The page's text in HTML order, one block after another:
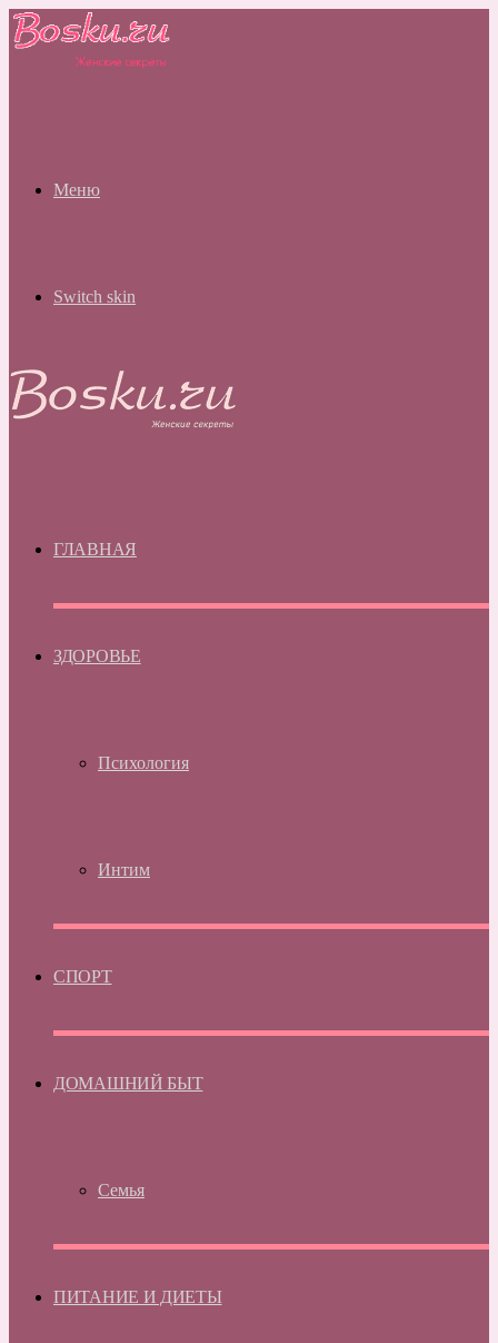
Меню
Switch skin
ГЛАВНАЯ
ЗДОРОВЬЕ
Психология
Интим
СПОРТ
ДОМАШНИЙ БЫТ
Семья
ПИТАНИЕ И ДИЕТЫ